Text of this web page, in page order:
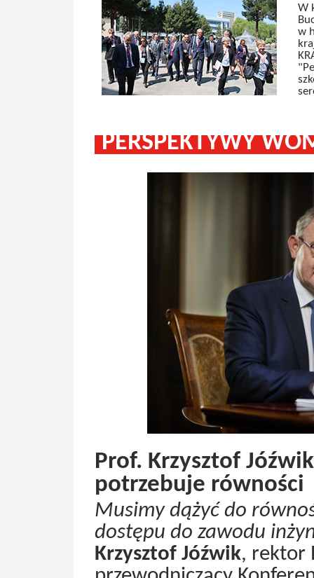
W
w
PERSPEKTYWY
Prof. Krzysztof
potrzebuje równości
Musimy dążyć do
dostępu do zawodu
Krzysztof Jóźwik, rektor